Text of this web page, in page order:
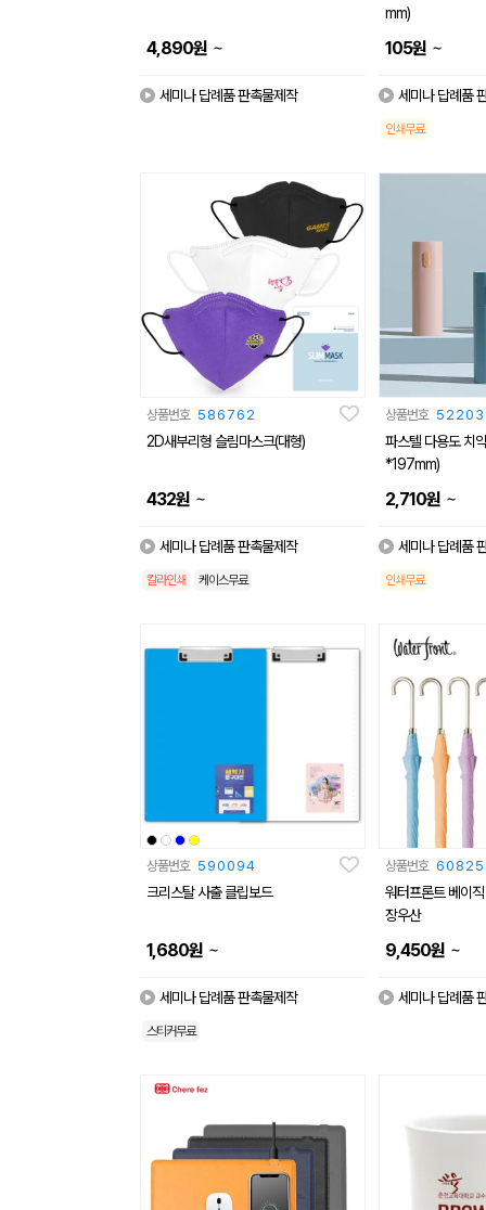
4,890원 ~
세미나 답례품 판촉물제작
mm)
105원 ~
세미나 답례품
인쇄무료
상품번호 586762
2D새부리형 슬림마스크(대형)
432원 ~
세미나 답례품 판촉물제작
칼라인쇄 케이스무료
상품번호
파스텔 다용도 치
*197mm)
2,710원 ~
세미나 답례품
인쇄무료
상품번호 590094
크리스탈 사출 클립보드
1,680원 ~
세미나 답례품 판촉물제작
스티커무료
상품번호
워터프론트 베이
장우산
9,450원 ~
세미나 답례품